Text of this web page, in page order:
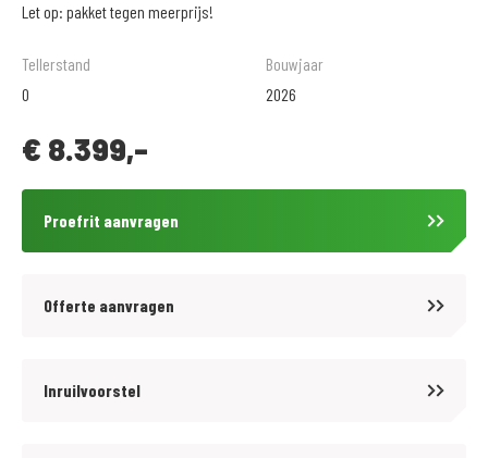
Let op: pakket tegen meerprijs!
Tellerstand
0
Bouwjaar
2026
€ 8.399,-
Proefrit aanvragen
Offerte aanvragen
Inruilvoorstel